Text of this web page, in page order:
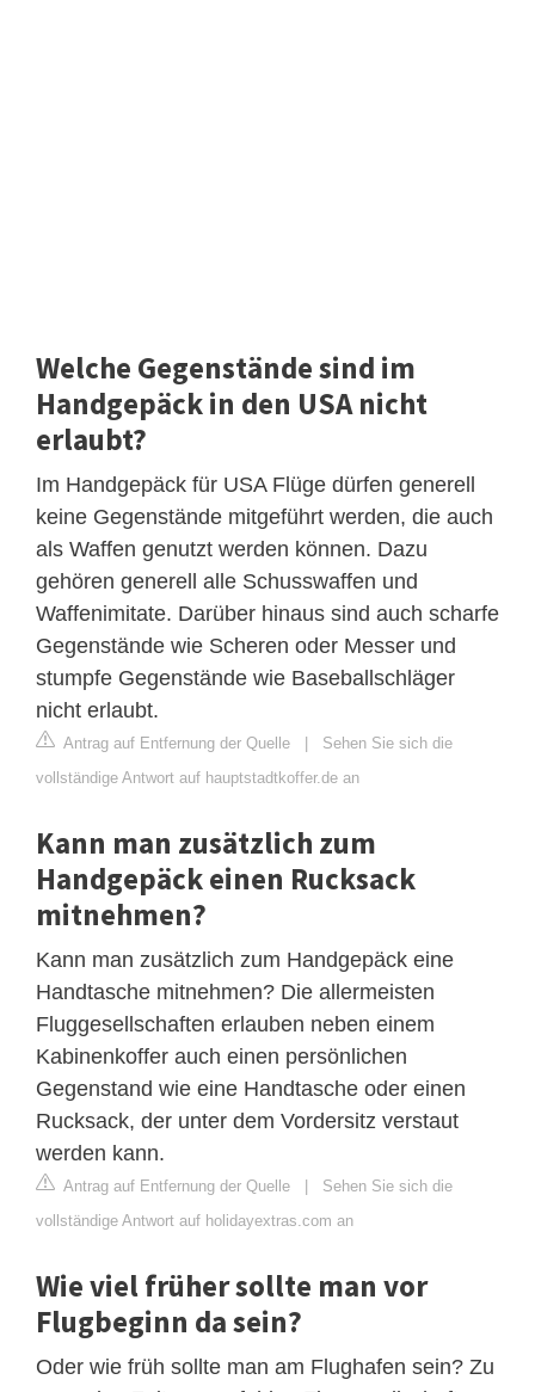
Welche Gegenstände sind im
Handgepäck in den USA nicht
erlaubt?
Im Handgepäck für USA Flüge dürfen generell
keine Gegenstände mitgeführt werden, die auch
als Waffen genutzt werden können. Dazu
gehören generell alle Schusswaffen und
Waffenimitate. Darüber hinaus sind auch scharfe
Gegenstände wie Scheren oder Messer und
stumpfe Gegenstände wie Baseballschläger
nicht erlaubt.
Antrag auf Entfernung der Quelle | Sehen Sie sich die
vollständige Antwort auf hauptstadtkoffer.de an
Kann man zusätzlich zum
Handgepäck einen Rucksack
mitnehmen?
Kann man zusätzlich zum Handgepäck eine
Handtasche mitnehmen? Die allermeisten
Fluggesellschaften erlauben neben einem
Kabinenkoffer auch einen persönlichen
Gegenstand wie eine Handtasche oder einen
Rucksack, der unter dem Vordersitz verstaut
werden kann.
Antrag auf Entfernung der Quelle | Sehen Sie sich die
vollständige Antwort auf holidayextras.com an
Wie viel früher sollte man vor
Flugbeginn da sein?
Oder wie früh sollte man am Flughafen sein? Zu